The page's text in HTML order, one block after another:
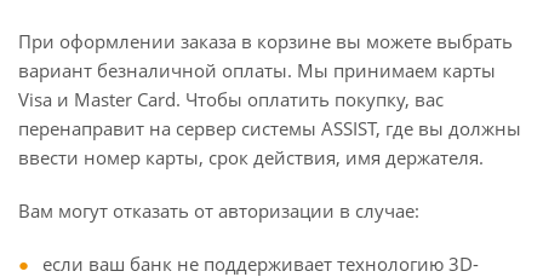
При оформлении заказа в корзине вы можете выбрать
вариант безналичной оплаты. Мы принимаем карты
Visa и Master Card. Чтобы оплатить покупку, вас
перенаправит на сервер системы ASSIST, где вы должны
ввести номер карты, срок действия, имя держателя.
Вам могут отказать от авторизации в случае:
если ваш банк не поддерживает технологию 3D-